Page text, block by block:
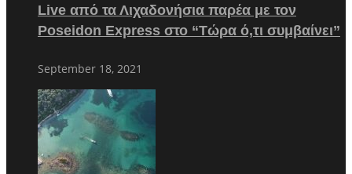
Live από τα Λιχαδονήσια παρέα με τον
Poseidon Express στο “Τώρα ό,τι συμβαίνει”
September 18, 2021